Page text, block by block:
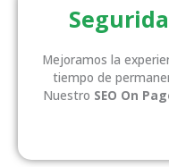
Mejoramos la
tiempo de
Nuestro SEO On